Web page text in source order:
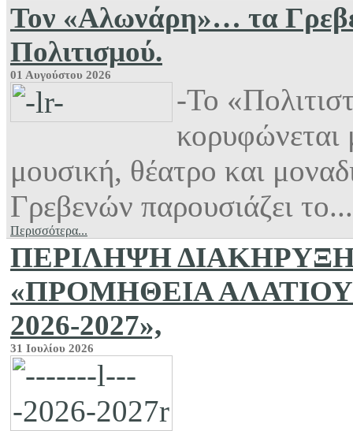
Τον «Αλωνάρη»… τα
Πολιτισμού.
01 Αυγούστου 2026
-Το
κορυφώνεται
μουσική, θέατρο και
Γρεβενών παρουσιάζει το...
Περισσότερα...
ΠΕΡΙΛΗΨΗ ΔΙΑΚΗΡΥΞΗΣ
«ΠΡΟΜΗΘΕΙΑ
2026-2027»,
31 Ιουλίου 2026